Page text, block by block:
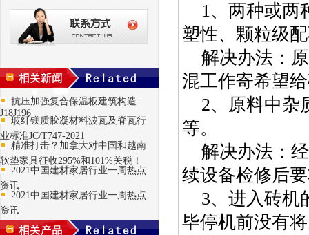
抗压加强复合保温板建筑构造-
J18J196
玻纤镁质胶凝材料波瓦及脊瓦行
业标准JC/T747-2021
精准打击？加拿大对中国和越南
软垫家具征收295%和101%关税！
2021中国建材家居行业一周热点
资讯
2021中国建材家居行业一周热点
资讯
1、两种或两
塑性、颗粒级
解决办法：
混工作寄希望
2、原料中杂
等。
解决办法：
续设备检修后
3、进入砖机
毕停机前没有